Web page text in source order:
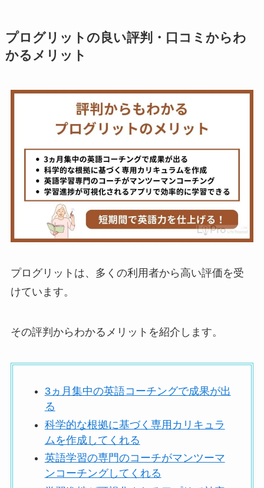
プログリットの良い評判・口コミからわ
かるメリット
プログリットは、多くの利用者から高い評価を受
けています。
その評判からわかるメリットを紹介します。
3ヵ月集中の英語コーチングで成果が出
る
科学的な根拠に基づく専用カリキュラ
ムを作成してくれる
英語学習の専門のコーチがマンツーマ
ンコーチングしてくれる